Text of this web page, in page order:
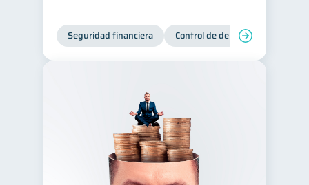
Seguridad financiera Control de deudas